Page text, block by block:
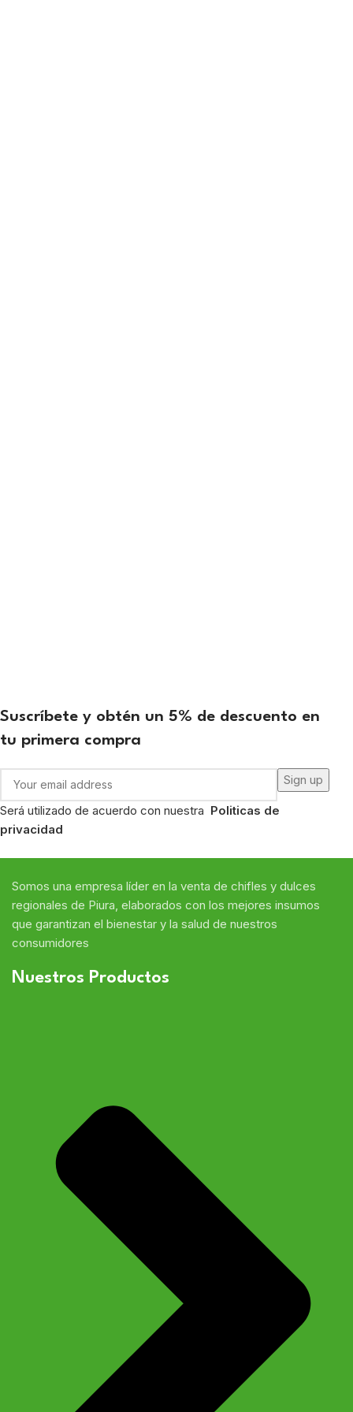
Suscríbete y obtén un 5% de descuento en
tu primera compra
Será utilizado de acuerdo con nuestra Politicas de
privacidad
Somos una empresa líder en la venta de chifles y dulces
regionales de Piura, elaborados con los mejores insumos
que garantizan el bienestar y la salud de nuestros
consumidores
Nuestros Productos